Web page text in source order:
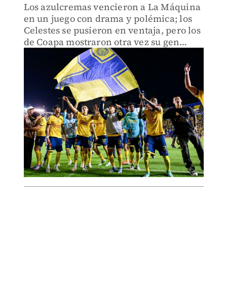
Los azulcremas vencieron a La Máquina
en un juego con drama y polémica; los
Celestes se pusieron en ventaja, pero los
de Coapa mostraron otra vez su gen